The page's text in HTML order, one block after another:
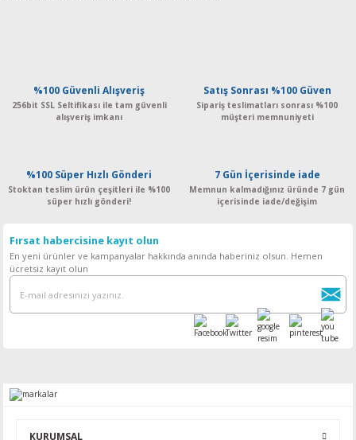
%100 Güvenli Alışveriş
256bit SSL Seltifikası ile tam güvenli
alışveriş imkanı
Satış Sonrası %100 Güven
Sipariş teslimatları sonrası %100
müşteri memnuniyeti
%100 Süper Hızlı Gönderi
Stoktan teslim ürün çeşitleri ile %100
süper hızlı gönderi!
7 Gün İçerisinde iade
Memnun kalmadığınız üründe 7 gün
içerisinde iade/değişim
Fırsat habercisine kayıt olun
En yeni ürünler ve kampanyalar hakkında anında haberiniz olsun. Hemen
ücretsiz kayıt olun
KURUMSAL